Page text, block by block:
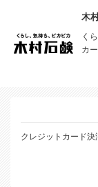
木
く
カ
クレジットカード決